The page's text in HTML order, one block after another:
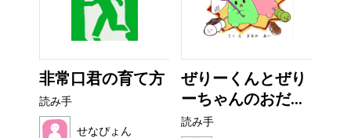
非常口君の育て方
読み手
せなぴょん
ぜりーくんとぜり
ーちゃんのおだ...
読み手